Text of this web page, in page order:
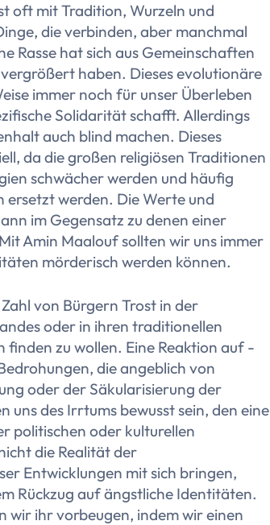
oft mit Tradition, Wurzeln und
die verbinden, aber manchmal
Rasse hat sich aus Gemeinschaften
haben. Dieses evolutionäre
immer noch für unser Überleben
Solidarität schafft. Allerdings
auch blind machen. Dieses
da die großen religiösen Traditionen
schwächer werden und häufig
ersetzt werden. Die Werte und
im Gegensatz zu denen einer
Amin Maalouf sollten wir uns immer
mörderisch werden können.
von Bürgern Trost in der
oder in ihren traditionellen
finden zu wollen. Eine Reaktion auf -
die angeblich von
oder der Säkularisierung der
uns des Irrtums bewusst sein, den eine
politischen oder kulturellen
die Realität der
Entwicklungen mit sich bringen,
Rückzug auf ängstliche Identitäten.
wir ihr vorbeugen, indem wir einen